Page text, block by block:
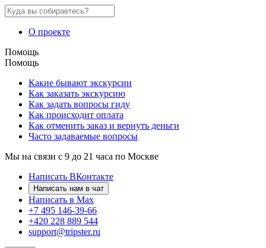
О проекте
Помощь
Помощь
Какие бывают экскурсии
Как заказать экскурсию
Как задать вопросы гиду
Как происходит оплата
Как отменить заказ и вернуть деньги
Часто задаваемые вопросы
Мы на связи с 9 до 21 часа по Москве
Написать ВКонтакте
Написать нам в чат
Написать в Max
+7 495 146-39-66
+420 228 889 544
support@tripster.ru